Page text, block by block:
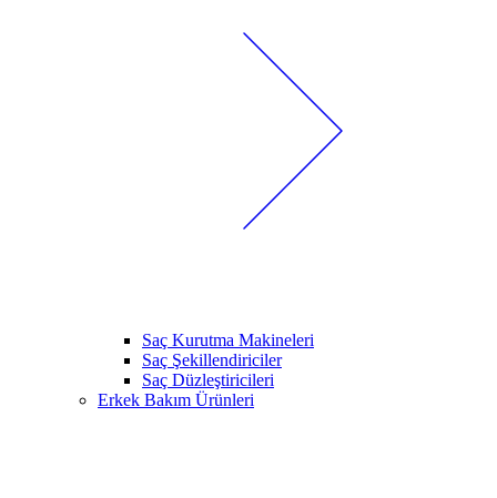
Saç Kurutma Makineleri
Saç Şekillendiriciler
Saç Düzleştiricileri
Erkek Bakım Ürünleri